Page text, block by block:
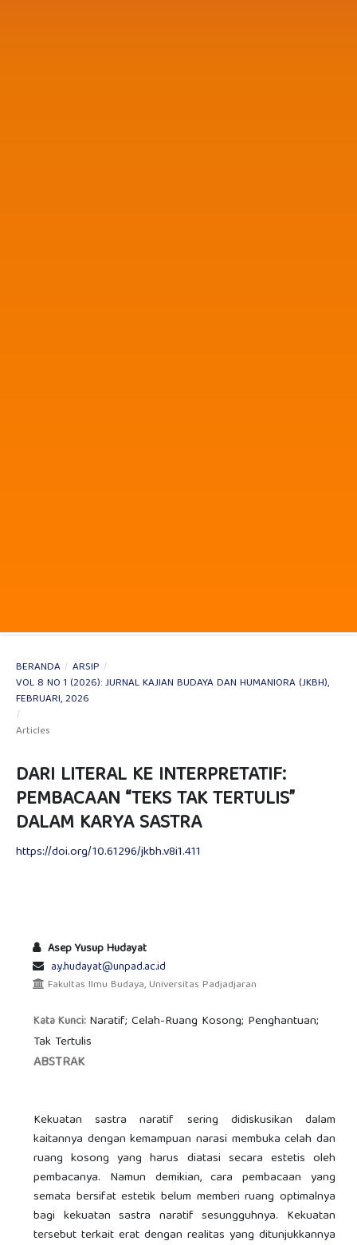
BERANDA / ARSIP /
VOL 8 NO 1 (2026): JURNAL KAJIAN BUDAYA DAN HUMANIORA (JKBH),
FEBRUARI, 2026
/
Articles
DARI LITERAL KE INTERPRETATIF:
PEMBACAAN “TEKS TAK TERTULIS”
DALAM KARYA SASTRA
https://doi.org/10.61296/jkbh.v8i1.411
Asep Yusup Hudayat
a.y.hudayat@unpad.ac.id
Fakultas Ilmu Budaya, Universitas Padjadjaran
Kata Kunci: Naratif; Celah-Ruang Kosong; Penghantuan;
Tak Tertulis
ABSTRAK
Kekuatan sastra naratif sering didiskusikan dalam
kaitannya dengan kemampuan narasi membuka celah dan
ruang kosong yang harus diatasi secara estetis oleh
pembacanya. Namun demikian, cara pembacaan yang
semata bersifat estetik belum memberi ruang optimalnya
bagi kekuatan sastra naratif sesungguhnya. Kekuatan
tersebut terkait erat dengan realitas yang ditunjukkannya